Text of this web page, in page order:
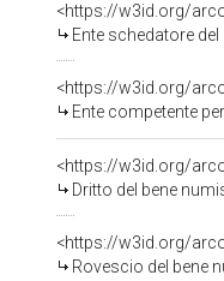
<https://w3id.org/
Ente schedatore
<https://w3id.org/
Ente competente per
<https://w3id.org/
Dritto del bene
<https://w3id.org/
Rovescio del bene